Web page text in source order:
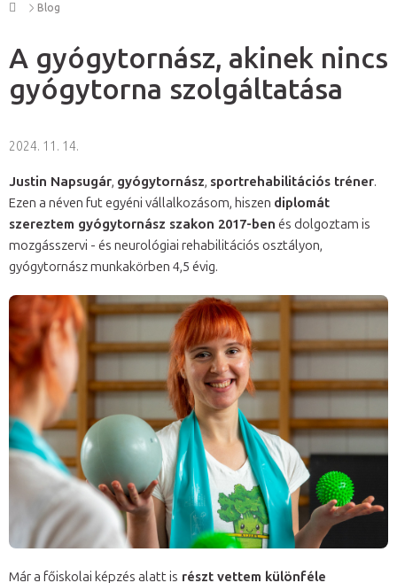
Kezdőlap
Blog
A gyógytornász, akinek nincs
gyógytorna szolgáltatása
2024. 11. 14.
Justin Napsugár, gyógytornász, sportrehabilitációs tréner.
Ezen a néven fut egyéni vállalkozásom, hiszen diplomát
szereztem gyógytornász szakon 2017-ben és dolgoztam is
mozgásszervi - és neurológiai rehabilitációs osztályon,
gyógytornász munkakörben 4,5 évig.
Már a főiskolai képzés alatt is részt vettem különféle